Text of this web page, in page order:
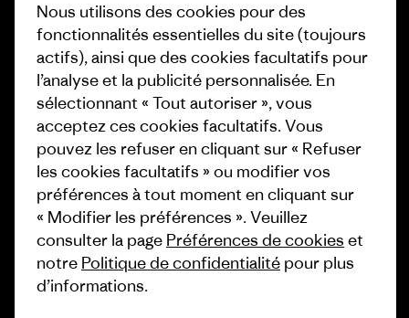
Objectifs climatiques
1% For The Planet
Comment nous finançons
Cartes cadeaux
Nos magasins
Carrières
Presse et media
Industry program
Programme d’affiliation
Patagonia Suisse Plan du site
© 2026 Patagonia, Inc. All Rights Reserved.
Nous utilisons des cookies pour des
fonctionnalités essentielles du site (toujours
actifs), ainsi que des cookies facultatifs pour
l’analyse et la publicité personnalisée. En
sélectionnant « Tout autoriser », vous
acceptez ces cookies facultatifs. Vous
pouvez les refuser en cliquant sur « Refuser
les cookies facultatifs » ou modifier vos
préférences à tout moment en cliquant sur
« Modifier les préférences ». Veuillez
consulter la page Préférences de cookies et
notre Politique de confidentialité pour plus
d’informations.